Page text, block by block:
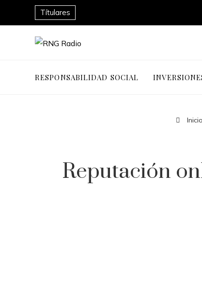
Títulares
RESPONSABILIDAD SOCIAL
Inicio
Reputación